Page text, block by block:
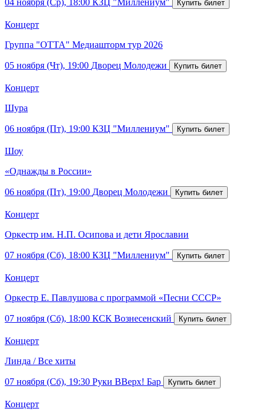
Концерт
Группа "ОТТА" Медиашторм тур 2026
05 ноября (Чт), 19:00 Дворец Молодежи
Концерт
Шура
06 ноября (Пт), 19:00 КЗЦ "Миллениум"
Шоу
«Однажды в России»
06 ноября (Пт), 19:00 Дворец Молодежи
Концерт
Оркестр им. Н.П. Осипова и дети Ярославии
07 ноября (Сб), 18:00 КЗЦ "Миллениум"
Концерт
Оркестр Е. Павлушова с программой «Песни СССР»
07 ноября (Сб), 18:00 КСК Вознесенский
Концерт
Линда / Все хиты
07 ноября (Сб), 19:30 Руки ВВерх! Бар
Концерт